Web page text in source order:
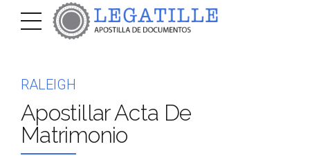
RALEIGH
Apostillar Acta De
Matrimonio